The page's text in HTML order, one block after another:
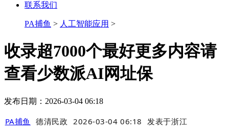
联系我们
PA捕鱼 > 人工智能应用 >
收录超7000个最好更多内容请
查看少数派AI网址保
发布日期：2026-03-04 06:18
PA捕鱼 德清民政 2026-03-04 06:18 发表于浙江